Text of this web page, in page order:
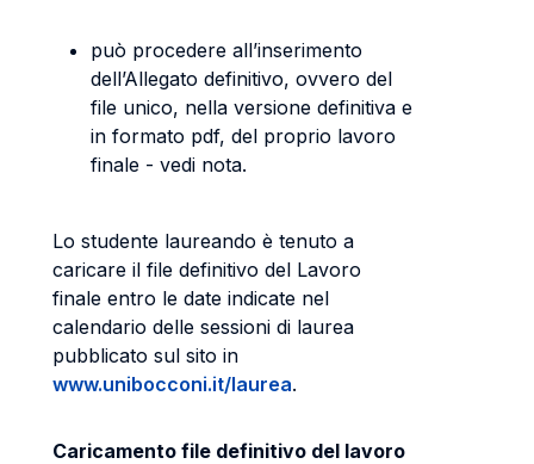
può procedere all’inserimento
dell’Allegato definitivo, ovvero del
file unico, nella versione definitiva e
in formato pdf, del proprio lavoro
finale - vedi nota.
Lo studente laureando è tenuto a
caricare il file definitivo del Lavoro
finale entro le date indicate nel
calendario delle sessioni di laurea
pubblicato sul sito in
www.unibocconi.it/laurea.
Caricamento file definitivo del lavoro